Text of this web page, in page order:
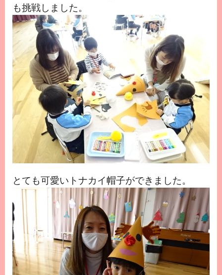
も挑戦しました。
とても可愛いトナカイ帽子ができました。